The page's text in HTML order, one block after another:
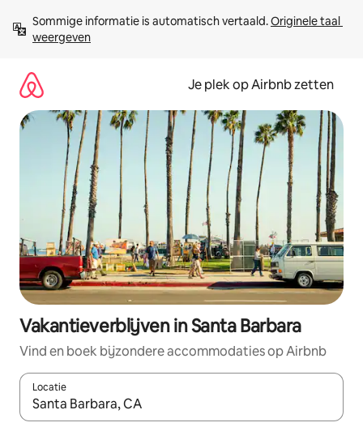
direct
naar
Sommige informatie is automatisch vertaald. Originele taal
weergeven
Je plek op Airbnb zetten
Vakantieverblijven in Santa Barbara
Vind en boek bijzondere accommodaties op Airbnb
Locatie
Wanneer er resultaten beschikbaar zijn, maak je een keuze